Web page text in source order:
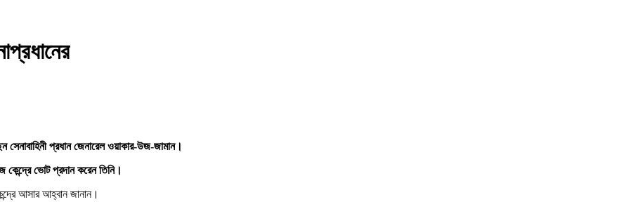
সেনাবাহিনী প্রধান জেনারেল ওয়াকার-উজ-জামান।
কেন্দ্রে ভোট প্রদান করেন তিনি।
আসার আহ্বান জানান।